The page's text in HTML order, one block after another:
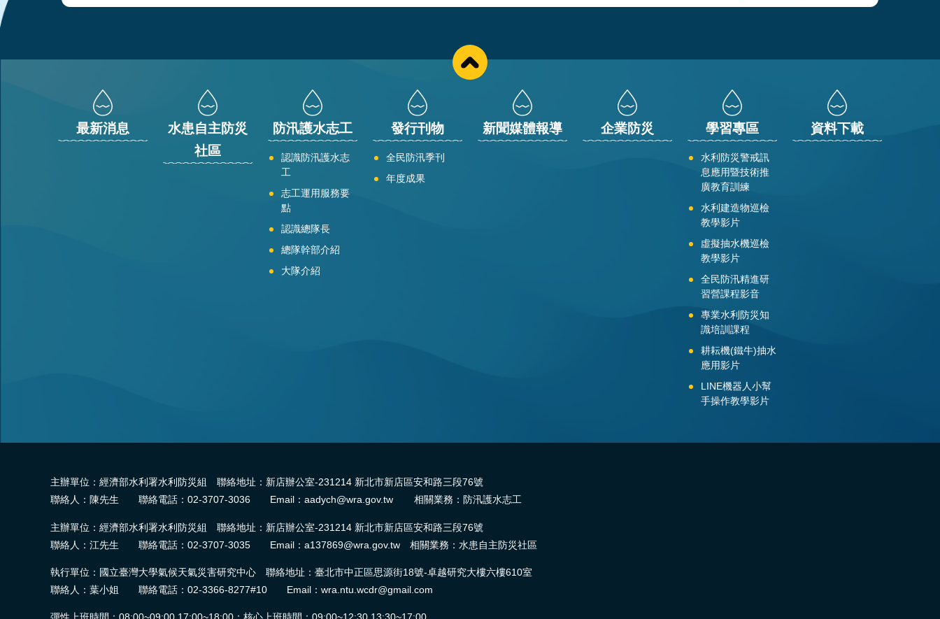
最新消息
水患自主防災
社區
防汛護水志工
認識防汛護水志
工
志工運用服務要
點
認識總隊長
總隊幹部介紹
大隊介紹
發行刊物
全民防汛季刊
年度成果
新聞媒體報導 企業防災 學習專區
水利防災警戒訊
息應用暨技術推
廣教育訓練
水利建造物巡檢
教學影片
虛擬抽水機巡檢
教學影片
全民防汛精進研
習營課程影音
專業水利防災知
識培訓課程
耕耘機(鐵牛)抽水
應用影片
LINE機器人小幫
手操作教學影片
資料下載
主辦單位：經濟部水利署水利防災組 聯絡地址：新店辦公室-231214 新北市新店區安和路三段76號
聯絡人：陳先生 聯絡電話：02-3707-3036 Email：aadych@wra.gov.tw 相關業務：防汛護水志工
主辦單位：經濟部水利署水利防災組 聯絡地址：新店辦公室-231214 新北市新店區安和路三段76號
聯絡人：江先生 聯絡電話：02-3707-3035 Email：a137869@wra.gov.tw 相關業務：水患自主防災社區
執行單位：國立臺灣大學氣候天氣災害研究中心 聯絡地址：臺北市中正區思源街18號-卓越研究大樓六樓610室
聯絡人：葉小姐 聯絡電話：02-3366-8277#10 Email：wra.ntu.wcdr@gmail.com